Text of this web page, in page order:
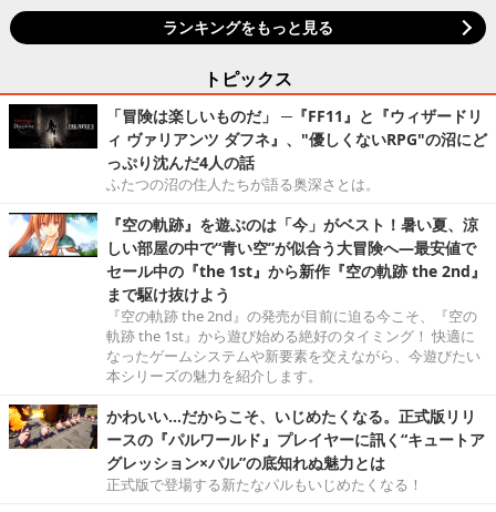
ランキングをもっと見る
トピックス
「冒険は楽しいものだ」 ─『FF11』と『ウィザードリ
ィ ヴァリアンツ ダフネ』、"優しくないRPG"の沼にど
っぷり沈んだ4人の話
ふたつの沼の住人たちが語る奥深さとは。
『空の軌跡』を遊ぶのは「今」がベスト！暑い夏、涼
しい部屋の中で“青い空”が似合う大冒険へ―最安値で
セール中の『the 1st』から新作『空の軌跡 the 2nd』
まで駆け抜けよう
『空の軌跡 the 2nd』の発売が目前に迫る今こそ、『空の
軌跡 the 1st』から遊び始める絶好のタイミング！ 快適に
なったゲームシステムや新要素を交えながら、今遊びたい
本シリーズの魅力を紹介します。
かわいい…だからこそ、いじめたくなる。正式版リリ
ースの『パルワールド』プレイヤーに訊く“キュートア
グレッション×パル”の底知れぬ魅力とは
正式版で登場する新たなパルもいじめたくなる！